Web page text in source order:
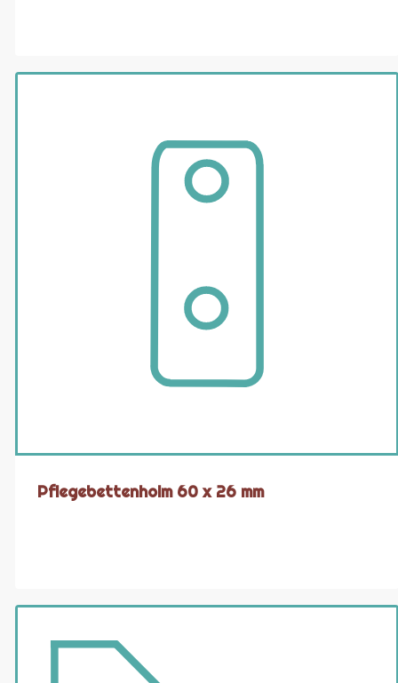
Pflegebettenholm 60 x 26 mm